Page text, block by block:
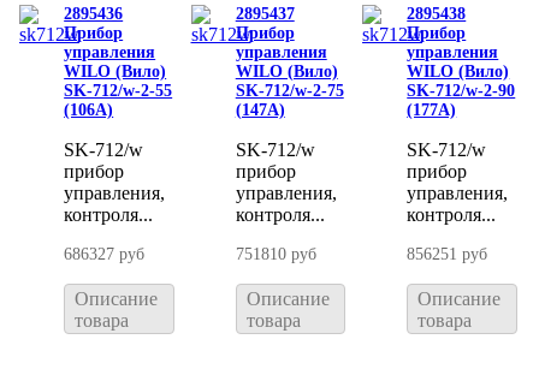
2895436
Прибор
управления
WILO (Вило)
SK-712/w-2-55
(106A)
SK-712/w
прибор
управления,
контроля...
686327 руб
Описание
товара
2895437
Прибор
управления
WILO (Вило)
SK-712/w-2-75
(147A)
SK-712/w
прибор
управления,
контроля...
751810 руб
Описание
товара
2895438
Прибор
управления
WILO (Вило)
SK-712/w-2-90
(177A)
SK-712/w
прибор
управления,
контроля...
856251 руб
Описание
товара